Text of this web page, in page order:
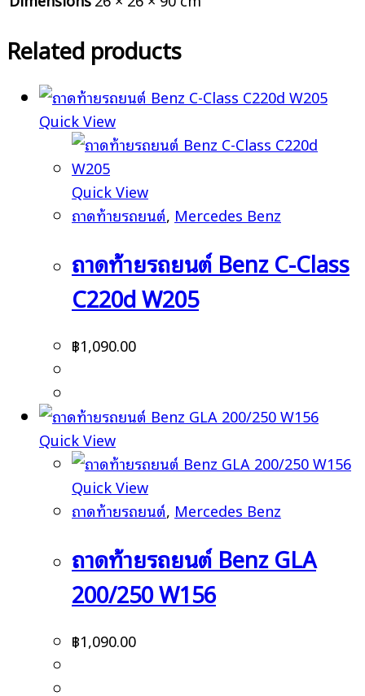
Related products
Quick View
Quick View
ถาดท้ายรถยนต์, Mercedes Benz
ถาดท้ายรถยนต์ Benz C-Class
C220d W205
฿1,090.00
Quick View
Quick View
ถาดท้ายรถยนต์, Mercedes Benz
ถาดท้ายรถยนต์ Benz GLA
200/250 W156
฿1,090.00